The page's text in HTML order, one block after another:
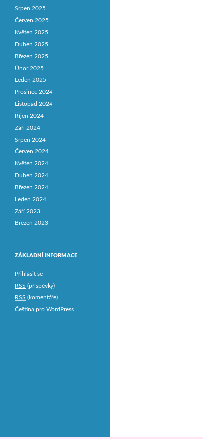
Srpen 2025
Červen 2025
Květen 2025
Duben 2025
Březen 2025
Únor 2025
Leden 2025
Prosinec 2024
Listopad 2024
Říjen 2024
Září 2024
Srpen 2024
Červen 2024
Květen 2024
Duben 2024
Březen 2024
Leden 2024
Září 2023
Březen 2023
ZÁKLADNÍ INFORMACE
Přihlásit se
RSS (příspěvky)
RSS (komentáře)
Čeština pro WordPress